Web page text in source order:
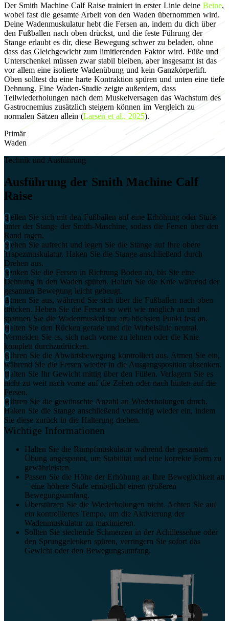
Der Smith Machine Calf Raise trainiert in erster Linie deine Beine,
wobei fast die gesamte Arbeit von den Waden übernommen wird.
Deine Wadenmuskulatur hebt die Fersen an, indem du dich über
den Fußballen nach oben drückst, und die feste Führung der
Stange erlaubt es dir, diese Bewegung schwer zu beladen, ohne
dass das Gleichgewicht zum limitierenden Faktor wird. Füße und
Unterschenkel müssen zwar stabil bleiben, aber insgesamt ist das
vor allem eine isolierte Wadenübung und kein Ganzkörperlift.
Oben solltest du eine harte Kontraktion spüren und unten eine tiefe
Dehnung. Eine Waden-Studie zeigte außerdem, dass
Teilwiederholungen nach dem Muskelversagen das Wachstum des
Gastrocnemius zusätzlich steigern können im Vergleich zu
normalen Sätzen allein (Larsen et al., 2025).
Primär
Waden
Technik und Ausführung
Ausführung der Smith Machine Calf
Raise
Stellen Sie sich mit den Fußballen auf eine Erhöhung oder Stufe
unter der Stange der Smith-Maschine, sodass die Fersen über den
Rand ragen.
Stehen Sie aufrecht und legen Sie die Stange auf Ihre obere
Trapezmuskulatur. Haken Sie die Stange anschließend durch
Drehen aus.
Senken Sie die Fersen in Richtung Boden ab, bis Sie eine
Dehnung in den Waden spüren. Halten Sie die Knie während der
gesamten Bewegung leicht gebeugt.
Atmen Sie aus, während Sie sich über die Fußballen nach oben
drücken. Heben Sie die Fersen so weit wie möglich an und
spannen Sie die Wadenmuskulatur am höchsten Punkt fest an.
Halten Sie den Rücken gerade und die Wirbelsäule neutral.
Vermeiden Sie es, sich nach vorne zu lehnen oder die Knie
komplett durchzudrücken.
Führen Sie die Abwärtsbewegung kontrolliert aus. Atmen Sie ein,
während Sie die Fersen wieder in die Ausgangsposition absenken.
Halten Sie Ihr Gewicht mittig über den Füßen. Verlagern Sie es
nicht zu weit nach vorne auf die Zehen oder nach hinten auf die
Fersen.
Führen Sie die gewünschte Anzahl an Wiederholungen durch.
Haken Sie die Stange anschließend vorsichtig wieder ein, indem
Sie diese zurück in die Halterung drehen.
Wichtige Informationen
Halten Sie die Rumpfmuskulatur während der gesamten
Übung angespannt, um Stabilität und eine korrekte Form zu
gewährleisten.
Passen Sie die Höhe der Erhöhung an Ihre Beweglichkeit an
– eine höhere Stufe ermöglicht einen größeren
Bewegungsumfang.
Überstürzen Sie die Wiederholungen nicht. Achten Sie auf
ein kontrolliertes Tempo, um die Aktivierung der
Wadenmuskulatur zu maximieren.
Sollten Sie stechende Schmerzen in der Achillessehne oder
den Sprunggelenken spüren, verringern Sie sofort das
Gewicht oder den Bewegungsumfang.